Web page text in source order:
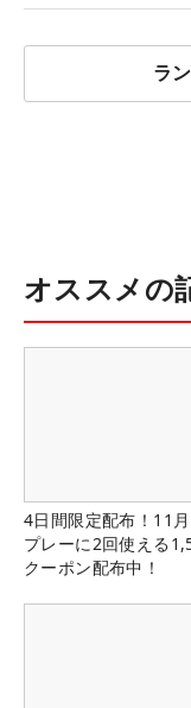
ラ
オススメの
4日間限定配布！11
プレーに2回使える
クーポン配布中！